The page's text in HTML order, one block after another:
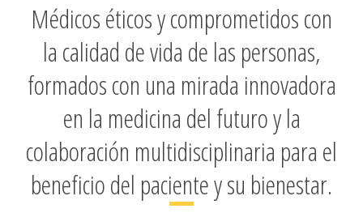
Médicos éticos y comprometidos con
la calidad de vida de las personas,
formados con una mirada innovadora
en la medicina del futuro y la
colaboración multidisciplinaria para el
beneficio del paciente y su bienestar.